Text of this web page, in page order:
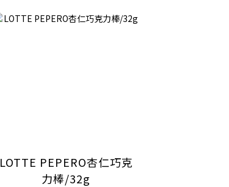
LOTTE PEPERO杏仁巧克
力棒/32g